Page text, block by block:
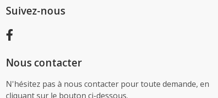
Suivez-nous
Nous contacter
N'hésitez pas à nous contacter pour toute demande, en
cliquant sur le bouton ci-dessous.